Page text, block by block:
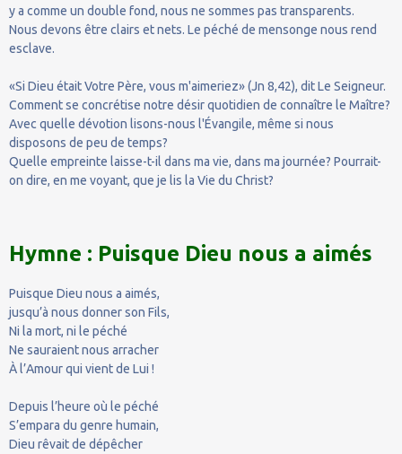
y a comme un double fond, nous ne sommes pas transparents.
Nous devons être clairs et nets. Le péché de mensonge nous rend
esclave.
«Si Dieu était Votre Père, vous m'aimeriez» (Jn 8,42), dit Le Seigneur.
Comment se concrétise notre désir quotidien de connaître le Maître?
Avec quelle dévotion lisons-nous l'Évangile, même si nous
disposons de peu de temps?
Quelle empreinte laisse-t-il dans ma vie, dans ma journée? Pourrait-
on dire, en me voyant, que je lis la Vie du Christ?
Hymne : Puisque Dieu nous a aimés
Puisque Dieu nous a aimés,
jusqu’à nous donner son Fils,
Ni la mort, ni le péché
Ne sauraient nous arracher
À l’Amour qui vient de Lui !
Depuis l’heure où le péché
S’empara du genre humain,
Dieu rêvait de dépêcher